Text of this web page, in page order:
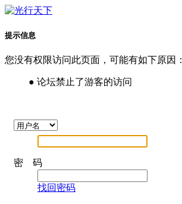
提示信息
您没有权限访问此页面，可能有如下原因：
● 论坛禁止了游客的访问
密 码
找回密码